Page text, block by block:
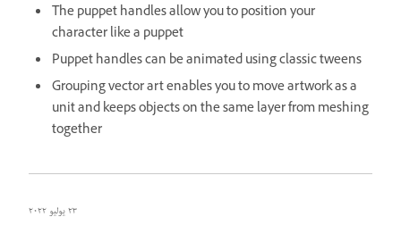
The puppet handles allow you to position your
character like a puppet
Puppet handles can be animated using classic tweens
Grouping vector art enables you to move artwork as a
unit and keeps objects on the same layer from meshing
together
٢٣ يوليو ٢٠٢٢